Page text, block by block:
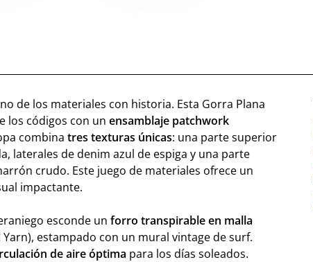
de los materiales con historia. Esta Gorra Plana
los códigos con un ensamblaje patchwork
combina tres texturas únicas: una parte superior
laterales de denim azul de espiga y una parte
crudo. Este juego de materiales ofrece un
impactante.
esconde un forro transpirable en malla
Yarn), estampado con un mural vintage de surf.
de aire óptima para los días soleados.